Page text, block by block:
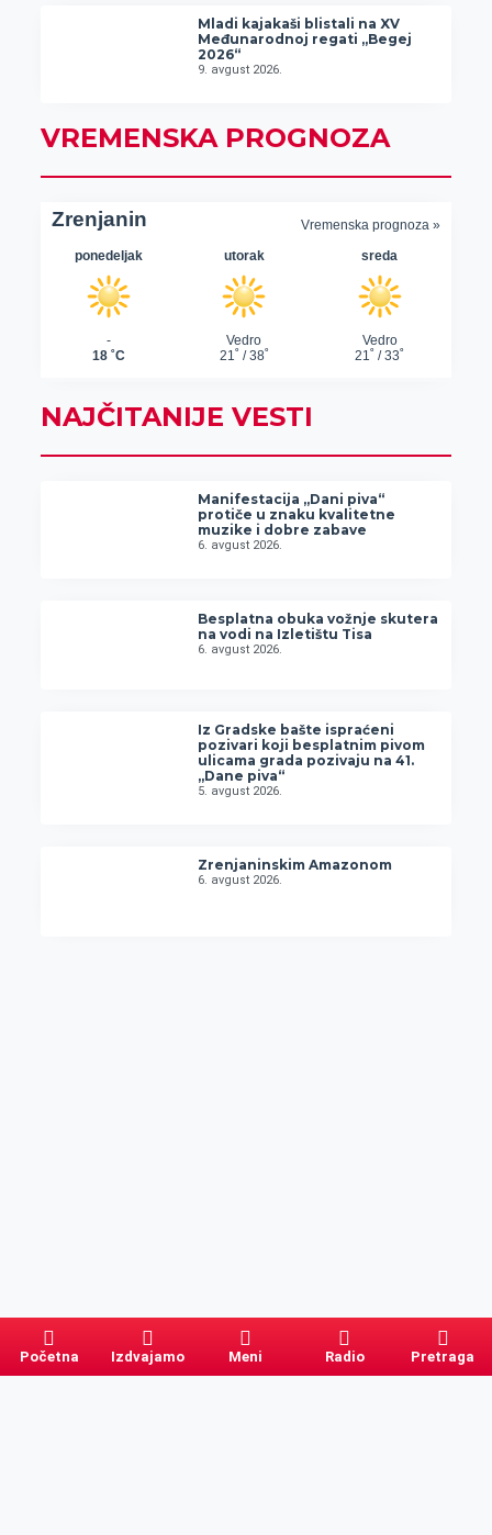
Mladi kajakaši blistali na XV
Međunarodnoj regati „Begej
2026“
9. avgust 2026.
VREMENSKA PROGNOZA
NAJČITANIJE VESTI
Manifestacija „Dani piva“
protiče u znaku kvalitetne
muzike i dobre zabave
6. avgust 2026.
Besplatna obuka vožnje skutera
na vodi na Izletištu Tisa
6. avgust 2026.
Iz Gradske bašte ispraćeni
pozivari koji besplatnim pivom
ulicama grada pozivaju na 41.
„Dane piva“
5. avgust 2026.
Zrenjaninskim Amazonom
6. avgust 2026.
Početna Izdvajamo Meni Radio Pretraga